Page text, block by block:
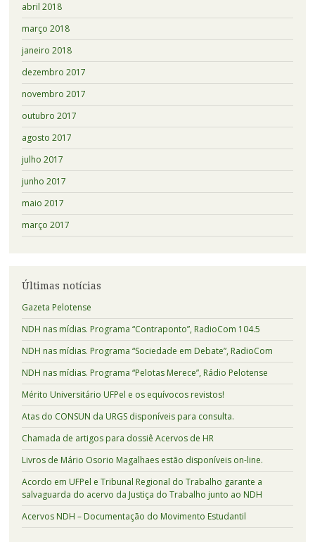
abril 2018
março 2018
janeiro 2018
dezembro 2017
novembro 2017
outubro 2017
agosto 2017
julho 2017
junho 2017
maio 2017
março 2017
Últimas notícias
Gazeta Pelotense
NDH nas mídias. Programa “Contraponto”, RadioCom 104.5
NDH nas mídias. Programa “Sociedade em Debate”, RadioCom
NDH nas mídias. Programa “Pelotas Merece”, Rádio Pelotense
Mérito Universitário UFPel e os equívocos revistos!
Atas do CONSUN da URGS disponíveis para consulta.
Chamada de artigos para dossiê Acervos de HR
Livros de Mário Osorio Magalhaes estão disponíveis on-line.
Acordo em UFPel e Tribunal Regional do Trabalho garante a
salvaguarda do acervo da Justiça do Trabalho junto ao NDH
Acervos NDH – Documentação do Movimento Estudantil